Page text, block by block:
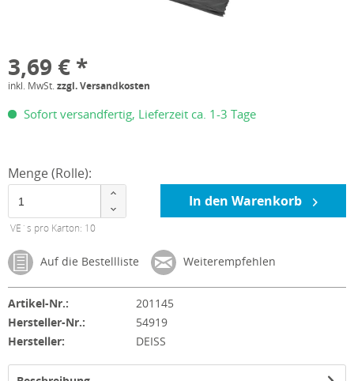
3,69 € *
inkl. MwSt.zzgl. Versandkosten
Sofort versandfertig, Lieferzeit ca. 1-3 Tage
Menge (Rolle):
VE´s pro Karton: 10
In den Warenkorb
Auf die Bestellliste Weiterempfehlen
Artikel-Nr.:
201145
Hersteller-Nr.:
54919
Hersteller:
DEISS